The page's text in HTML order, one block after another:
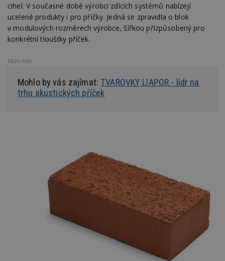
cihel. V současné době výrobci zdících systémů nabízejí
ucelené produkty i pro příčky. Jedná se zpravidla o blok
v modulových rozměrech výrobce, šířkou přizpůsobený pro
konkrétní tloušťky příček.
REKLAMA
Mohlo by vás zajímat:TVAROVKY LIAPOR - lídr na
trhu akustických příček